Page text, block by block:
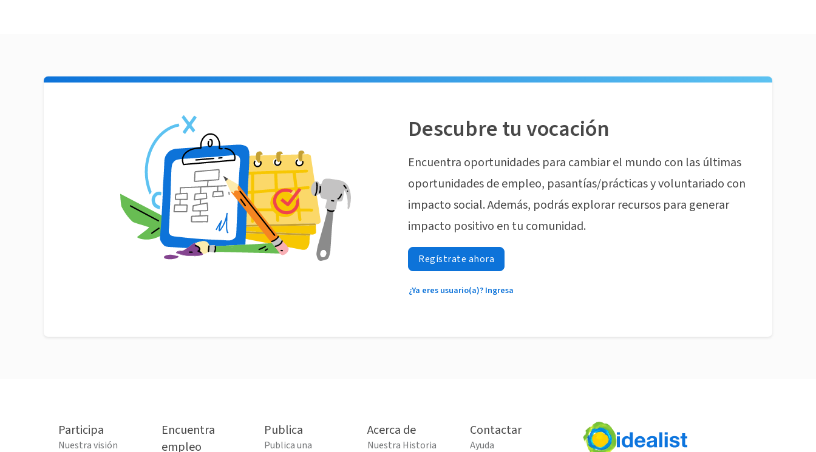
Descubre tu vocación
Encuentra oportunidades para cambiar el mundo con las últimas
oportunidades de empleo, pasantías/prácticas y voluntariado con
impacto social. Además, podrás explorar recursos para generar
impacto positivo en tu comunidad.
Regístrate ahora
¿Ya eres usuario(a)? Ingresa
Participa
Nuestra visión
Encuentra
empleo
Publica
Publica una
Acerca de
Nuestra Historia
Contactar
Ayuda